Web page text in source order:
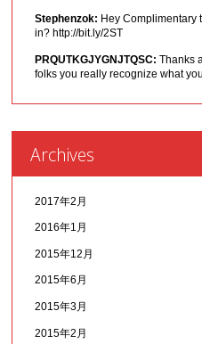
Stephenzok: Hey Complimentary
in? http://bit.ly/2ST
PRQUTKGJYGNJTQSC: Thanks
folks you really recognize what
Archives
2017年2月
2016年1月
2015年12月
2015年6月
2015年3月
2015年2月